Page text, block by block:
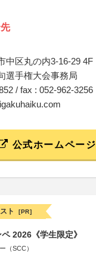
中区丸の内3-16-29 4F
選手権大会事務局
/ fax : 052-962-3256
公式ホームページ
ト [PR]
2026《学生限定》
（SCC）